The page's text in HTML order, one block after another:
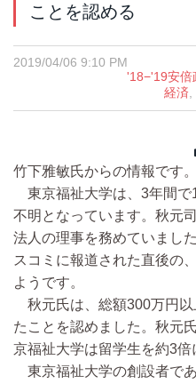
ことを認める
2019/04/06 9:10 PM
'18−'19安倍
経済
竹下雅敏氏からの情報です。
東京福祉大学は、3年間で
不明となっています。秋元
法人の理事を務めていまし
スコミに報道された直後の
ようです。
秋元氏は、総額300万円以
たことを認めました。秋元
京福祉大学は留学生を約3倍
東京福祉大学の創設者で